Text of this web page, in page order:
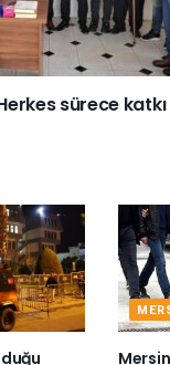
sürece katkı